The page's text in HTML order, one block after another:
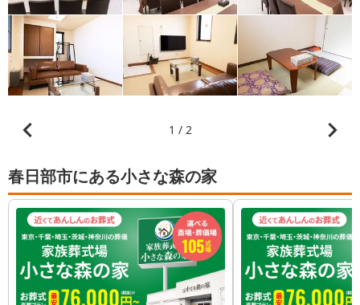
1 / 2
春日部市にある小さな森の家